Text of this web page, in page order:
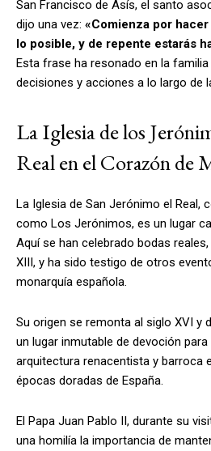
San Francisco de Asís, el santo
dijo una vez: «Comienza por
lo posible, y de repente estarás
Esta frase ha resonado en la
decisiones y acciones a lo largo de
La Iglesia de los
Real en el Corazón de
La Iglesia de San Jerónimo el Real,
como Los Jerónimos, es un lugar
Aquí se han celebrado bodas
XIII, y ha sido testigo de otros
monarquía española.
Su origen se remonta al siglo XVI y
un lugar inmutable de devoción para
arquitectura renacentista y barroca
épocas doradas de España.
El Papa Juan Pablo II, durante su
una homilía la importancia de